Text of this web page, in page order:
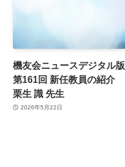
機友会ニュースデジタル版
第161回 新任教員の紹介
栗生 識 先生
2026年5月22日